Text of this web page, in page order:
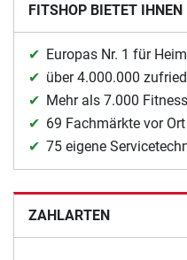
FITSHOP BIETET IHNEN
Europas Nr. 1 für
über 4.000.000
Mehr als 7.000
69 Fachmärkte vor Ort
75 eigene
ZAHLARTEN